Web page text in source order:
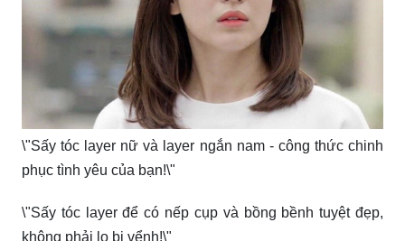
\"Sấy tóc layer nữ và layer ngắn nam - công thức chinh
phục tình yêu của bạn!\"
\"Sấy tóc layer để có nếp cụp và bồng bềnh tuyệt đẹp,
không phải lo bị vểnh!\"